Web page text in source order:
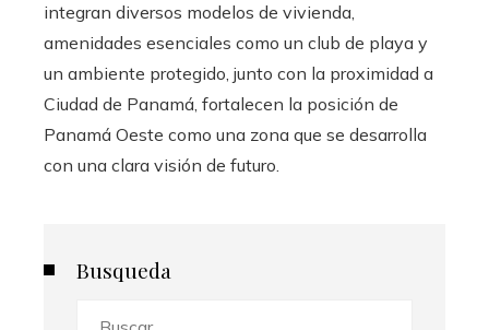
integran diversos modelos de vivienda,
amenidades esenciales como un club de playa y
un ambiente protegido, junto con la proximidad a
Ciudad de Panamá, fortalecen la posición de
Panamá Oeste como una zona que se desarrolla
con una clara visión de futuro.
Busqueda